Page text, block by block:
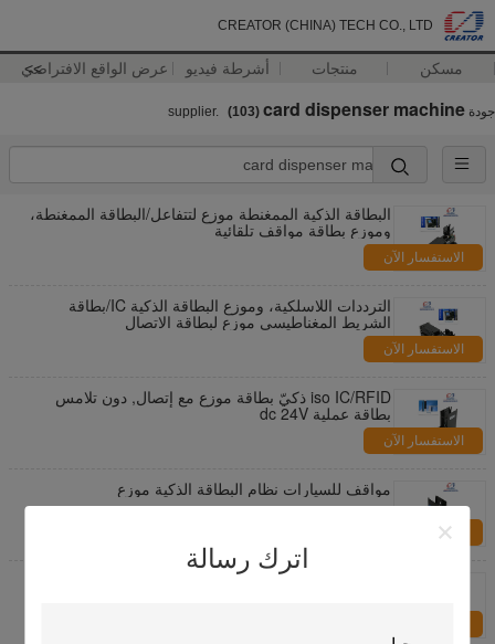
CREATOR (CHINA) TECH CO., LTD
مسكن منتجات أشرطة فيديو عرض الواقع الافتراضي
>>
اترك رسالة
جودة card dispenser machine
(103)
البطاقة الذكية الممغنطة موزع لتتفاعل/البطاقة الممغنطة،
وموزع بطاقة مواقف تلقائية
الاستفسار الآن
الترددات اللاسلكية، وموزع البطاقة الذكية IC/بطاقة
الشريط المغناطيسي موزع لبطاقة الاتصال
الاستفسار الآن
iso IC/RFID ذكيّ بطاقة موزع مع إتصال, دون تلامس
بطاقة عملية dc 24V
الاستفسار الآن
مواقف للسيارات نظام البطاقة الذكية موزع
الاستفسار الآن
موزع بطاقة مغناطيسية تتفاعل مع الاستغناء عن بطاقة